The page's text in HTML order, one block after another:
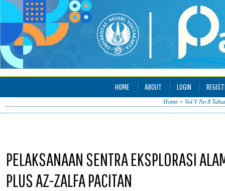
HOME ABOUT LOGIN
Home > Vol V No 8
PELAKSANAAN SENTRA EKSPLORASI
PLUS AZ-ZALFA PACITAN